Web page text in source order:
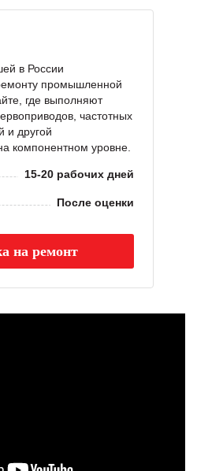
в России
промышленной
где выполняют
частотных
и другой
компонентном уровне.
15-20 рабочих дней
После оценки
на ремонт